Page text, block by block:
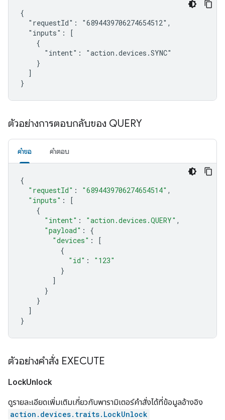
{
  "requestId": "6894439706274654512",
  "inputs": [
    {
      "intent": "action.devices.SYNC"
    }
  ]
}
ตัวอย่างการตอบกลับของ QUERY
คำขอ คำตอบ
{
"requestId" : "6894439706274654514" ,
"inputs" :
[
{
"intent" : "action.devices.QUERY" ,
"payload" :
{
"devices" :
[
{
"id" :
"123"
}
]
}
}
]
}
ตัวอย่างคำสั่ง EXECUTE
LockUnlock
ดูรายละเอียดเพิ่มเติมเกี่ยวกับพารามิเตอร์คำสั่งได้ที่ข้อมูลอ้างอิง
action.devices.traits.LockUnlock